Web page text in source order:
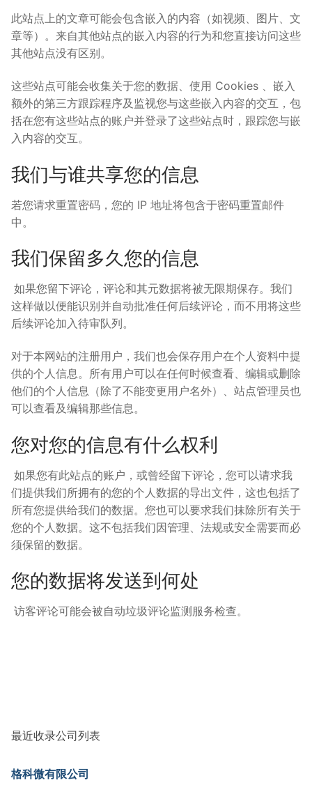
此站点上的文章可能会包含嵌入的内容（如视频、图片、文
章等）。来自其他站点的嵌入内容的行为和您直接访问这些
其他站点没有区别。
这些站点可能会收集关于您的数据、使用 Cookies 、嵌入
额外的第三方跟踪程序及监视您与这些嵌入内容的交互，包
括在您有这些站点的账户并登录了这些站点时，跟踪您与嵌
入内容的交互。
我们与谁共享您的信息
若您请求重置密码，您的 IP 地址将包含于密码重置邮件
中。
我们保留多久您的信息
如果您留下评论，评论和其元数据将被无限期保存。我们
这样做以便能识别并自动批准任何后续评论，而不用将这些
后续评论加入待审队列。
对于本网站的注册用户，我们也会保存用户在个人资料中提
供的个人信息。所有用户可以在任何时候查看、编辑或删除
他们的个人信息（除了不能变更用户名外）、站点管理员也
可以查看及编辑那些信息。
您对您的信息有什么权利
如果您有此站点的账户，或曾经留下评论，您可以请求我
们提供我们所拥有的您的个人数据的导出文件，这也包括了
所有您提供给我们的数据。您也可以要求我们抹除所有关于
您的个人数据。这不包括我们因管理、法规或安全需要而必
须保留的数据。
您的数据将发送到何处
访客评论可能会被自动垃圾评论监测服务检查。
最近收录公司列表
格科微有限公司